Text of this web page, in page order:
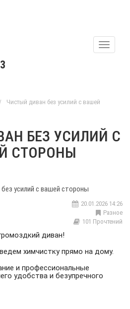
Меню
Чистый диван без усилий с вашей
БЕЗ УСИЛИЙ С
СТОРОНЫ
20.01.2026 14:26
Разное
101 Прочтений
диван!
химчистку прямо на дому.
и профессиональные
удобства и безупречного